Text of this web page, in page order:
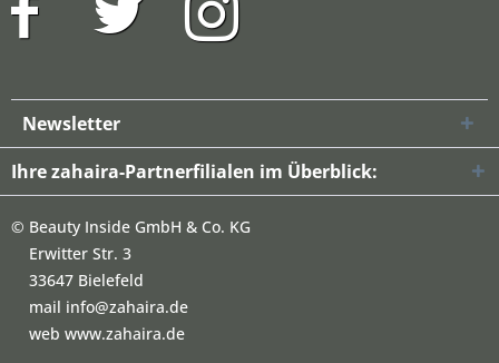
Newsletter
Ihre zahaira-Partnerfilialen im Überblick:
© Beauty Inside GmbH & Co. KG
Erwitter Str. 3
33647 Bielefeld
mail info@zahaira.de
web www.zahaira.de